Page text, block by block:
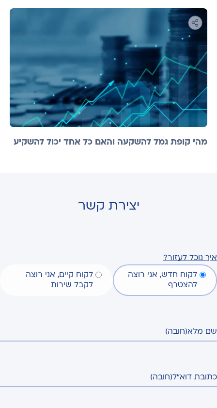
מהי קופת גמל להשקעה והאם כל אחד יכול להשקיע
יצירת קשר
איך נוכל לעזור?
לקוח חדש, אני רוצה
להצטרף
לקוח קיים, אני רוצה
לקבל שירות
שם מלא(חובה)
כתובת דוא"ל(חובה)